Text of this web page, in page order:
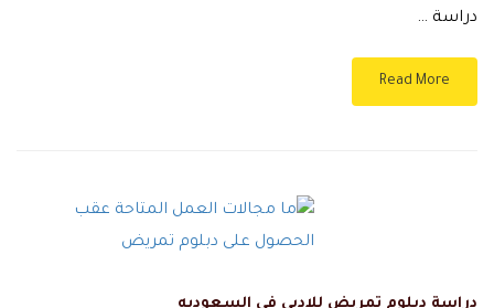
دراسة …
Read More
دراسة دبلوم تمريض للادبي في السعوديه